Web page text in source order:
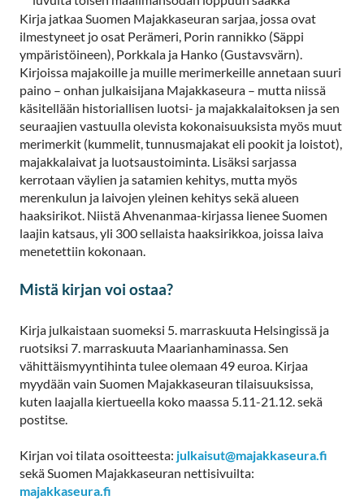
Kirja jatkaa Suomen Majakkaseuran sarjaa, jossa ovat
ilmestyneet jo osat Perämeri, Porin rannikko (Säppi
ympäristöineen), Porkkala ja Hanko (Gustavsvärn).
Kirjoissa majakoille ja muille merimerkeille annetaan suuri
paino – onhan julkaisijana Majakkaseura – mutta niissä
käsitellään historiallisen luotsi- ja majakkalaitoksen ja sen
seuraajien vastuulla olevista kokonaisuuksista myös muut
merimerkit (kummelit, tunnusmajakat eli pookit ja loistot),
majakkalaivat ja luotsaustoiminta. Lisäksi sarjassa
kerrotaan väylien ja satamien kehitys, mutta myös
merenkulun ja laivojen yleinen kehitys sekä alueen
haaksirikot. Niistä Ahvenanmaa-kirjassa lienee Suomen
laajin katsaus, yli 300 sellaista haaksirikkoa, joissa laiva
menetettiin kokonaan.
Mistä kirjan voi ostaa?
Kirja julkaistaan suomeksi 5. marraskuuta Helsingissä ja
ruotsiksi 7. marraskuuta Maarianhaminassa. Sen
vähittäismyyntihinta tulee olemaan 49 euroa. Kirjaa
myydään vain Suomen Majakkaseuran tilaisuuksissa,
kuten laajalla kiertueella koko maassa 5.11-21.12. sekä
postitse.
Kirjan voi tilata osoitteesta: julkaisut@majakkaseura.fi
sekä Suomen Majakkaseuran nettisivuilta:
majakkaseura.fi